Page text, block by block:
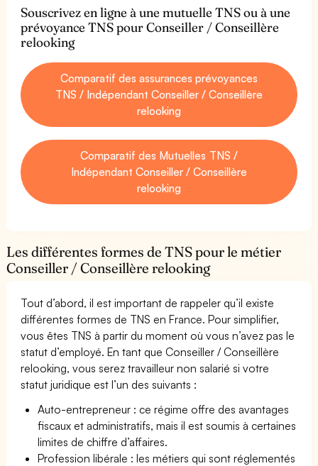
Souscrivez en ligne à une mutuelle TNS ou à une
prévoyance TNS pour Conseiller / Conseillère
relooking
Comparatif des assurances prévoyances
TNS / Indépendant Conseiller / Conseillère
relooking
Comparatif des Mutuelles TNS /
Indépendant Conseiller / Conseillère
relooking
Les différentes formes de TNS pour le métier
Conseiller / Conseillère relooking
Tout d’abord, il est important de rappeler qu’il existe
différentes formes de TNS en France. Pour simplifier,
vous êtes TNS à partir du moment où vous n’avez pas le
statut d’employé. En tant que Conseiller / Conseillère
relooking, vous serez travailleur non salarié si votre
statut juridique est l’un des suivants :
Auto-entrepreneur : ce régime offre des avantages
fiscaux et administratifs, mais il est soumis à certaines
limites de chiffre d’affaires.
Profession libérale : les métiers qui sont réglementés